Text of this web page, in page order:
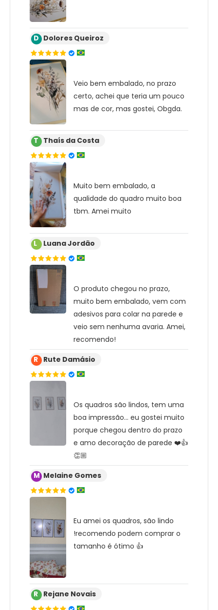
D Dolores Queiroz
Veio bem embalado, no prazo
certo, achei que teria um pouco
mas de cor, mas gostei, Obgda.
T Thaís da Costa
Muito bem embalado, a
qualidade do quadro muito boa
tbm. Amei muito
L Luana Jordão
O produto chegou no prazo,
muito bem embalado, vem com
adesivos para colar na parede e
veio sem nenhuma avaria. Amei,
recomendo!
R Rute Damásio
Os quadros são lindos, tem uma
boa impressão... eu gostei muito
porque chegou dentro do prazo
e amo decoração de parede ❤️👍
👏🏼
M Melaine Gomes
Eu amei os quadros, são lindo
!recomendo podem comprar o
tamanho é ótimo 👍
R Rejane Novais